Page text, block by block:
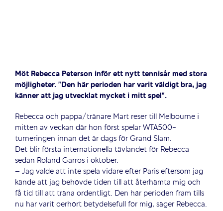
Möt Rebecca Peterson inför ett nytt tennisår med stora
möjligheter. ”Den här perioden har varit väldigt bra, jag
känner att jag utvecklat mycket i mitt spel”.
Rebecca och pappa/tränare Mart reser till Melbourne i
mitten av veckan där hon först spelar WTA500-
turneringen innan det är dags för Grand Slam.
Det blir första internationella tävlandet för Rebecca
sedan Roland Garros i oktober.
– Jag valde att inte spela vidare efter Paris eftersom jag
kände att jag behövde tiden till att återhämta mig och
få tid till att träna ordentligt. Den här perioden fram tills
nu har varit oerhört betydelsefull för mig, säger Rebecca.